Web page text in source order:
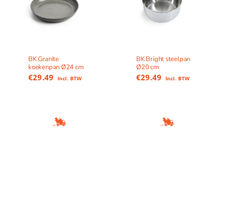
BK Granite
koekenpan Ø24 cm
€29.49 Incl. BTW
BK Bright steelpan
Ø20 cm
€29.49 Incl. BTW